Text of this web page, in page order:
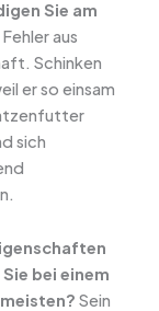
Sie am
Fehler aus
Schinken
er so einsam
sich
bei einem
Sein